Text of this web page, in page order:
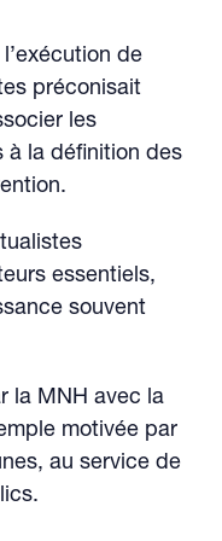
de
préconisait
les
à la définition des
essentiels,
souvent
la MNH avec la
motivée par
au service de